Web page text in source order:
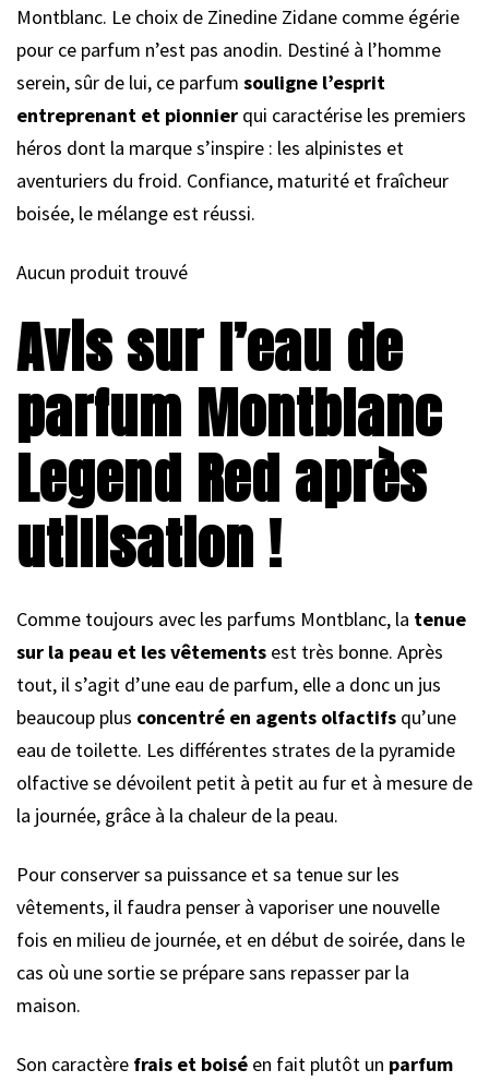
Montblanc. Le choix de Zinedine Zidane comme égérie
pour ce parfum n’est pas anodin. Destiné à l’homme
serein, sûr de lui, ce parfum souligne l’esprit
entreprenant et pionnier qui caractérise les premiers
héros dont la marque s’inspire : les alpinistes et
aventuriers du froid. Confiance, maturité et fraîcheur
boisée, le mélange est réussi.
Aucun produit trouvé
Avis sur l’eau de
parfum Montblanc
Legend Red après
utilisation !
Comme toujours avec les parfums Montblanc, la tenue
sur la peau et les vêtements est très bonne. Après
tout, il s’agit d’une eau de parfum, elle a donc un jus
beaucoup plus concentré en agents olfactifs qu’une
eau de toilette. Les différentes strates de la pyramide
olfactive se dévoilent petit à petit au fur et à mesure de
la journée, grâce à la chaleur de la peau.
Pour conserver sa puissance et sa tenue sur les
vêtements, il faudra penser à vaporiser une nouvelle
fois en milieu de journée, et en début de soirée, dans le
cas où une sortie se prépare sans repasser par la
maison.
Son caractère frais et boisé en fait plutôt un parfum